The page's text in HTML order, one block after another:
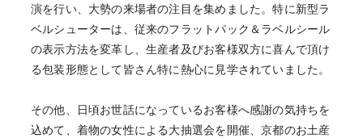
演を行い、大勢の来場者の注目を集めました。特に新型ラ
ベルシューターは、従来のフラットパック＆ラベルシール
の表示方法を変革し、生産者及びお客様双方に喜んで頂け
る包装形態として皆さん特に熱心に見学されていました。
その他、日頃お世話になっているお客様へ感謝の気持ちを
込めて、着物の女性による大抽選会を開催、京都のお土産